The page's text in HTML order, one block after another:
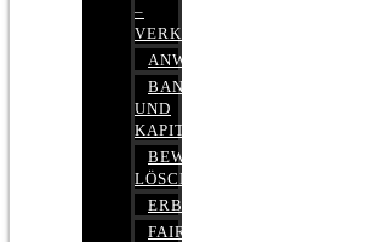
–
VERKEHRSRECHT
ANWALTSHAFTUNGSRECHT
BANK-
UND
KAPITALMARKTRECHT
BEWERTUNGEN
LÖSCHEN
ERBRECHT
FAIRMIETEN